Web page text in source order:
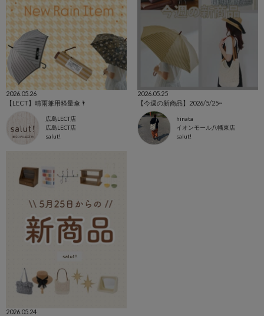
2026.05.26
【LECT】晴雨兼用軽量傘🌂
広島LECT店
広島LECT店
salut!
2026.05.25
【今週の新商品】2026/5/25~
hinata
イオンモール八幡東店
salut!
2026.05.24